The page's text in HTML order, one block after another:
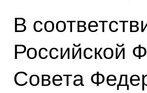
В
Российской
Совета